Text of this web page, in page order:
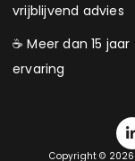
vrijblijvend advies
☕ Meer dan 15 jaar
ervaring
Copyright © 2026